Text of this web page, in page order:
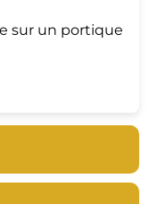
sur un portique